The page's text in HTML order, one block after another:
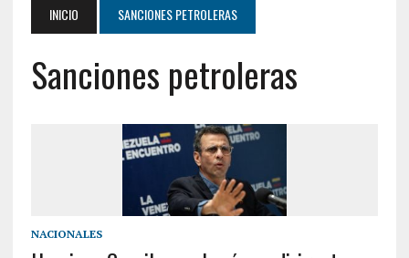
INICIO SANCIONES PETROLERAS
Sanciones petroleras
NACIONALES